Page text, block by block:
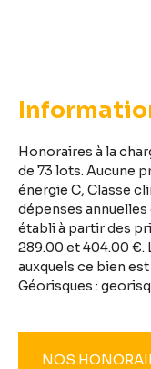
Honoraires à la
de 73 lots. Aucune
énergie C, Classe
dépenses annuelles
établi à partir des
289.00 et 404.00 €.
auxquels ce bien
Géorisques :
NOS